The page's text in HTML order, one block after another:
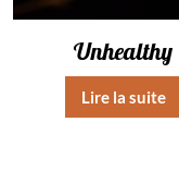
Unhealthy
Lire la suite